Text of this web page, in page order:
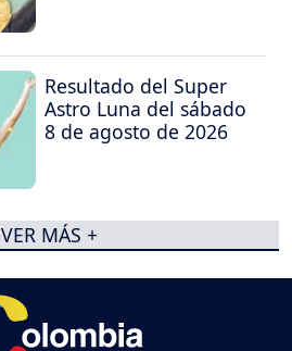
Resultado del Super
Astro Luna del sábado
8 de agosto de 2026
VER MÁS +